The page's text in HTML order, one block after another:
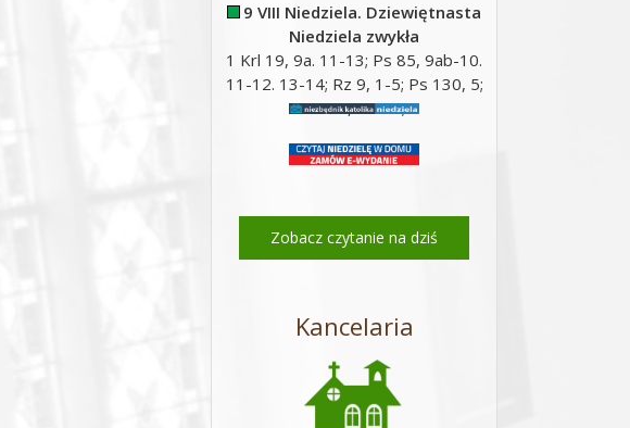
9 VIII Niedziela. Dziewiętnasta
Niedziela zwykła
1 Krl 19, 9a. 11-13; Ps 85, 9ab-10.
11-12. 13-14; Rz 9, 1-5; Ps 130, 5;
Mt 14, 22-33;
Zobacz czytanie na dziś
Kancelaria